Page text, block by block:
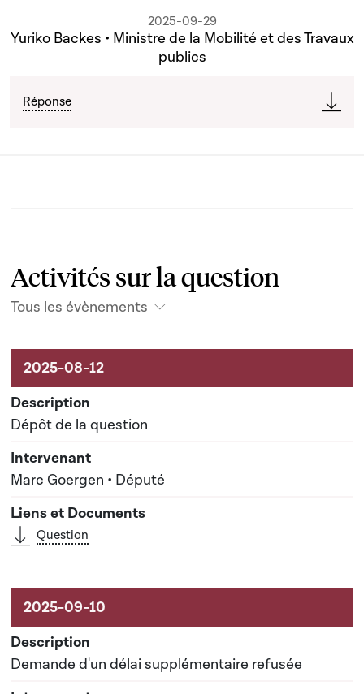
2025-09-29
Yuriko Backes • Ministre de la Mobilité et des Travaux
publics
Réponse
Activités sur la question
Tous les évènements
Activités sur le dossier
Dépôt de la question
Marc Goergen • Député
Question
Demande d'un délai supplémentaire refusée